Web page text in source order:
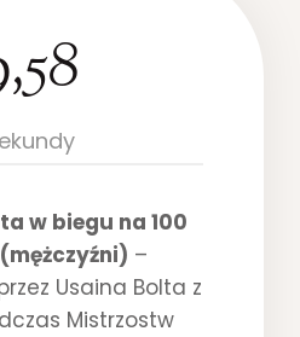
w biegu na 100
–
Usaina Bolta z
Mistrzostw